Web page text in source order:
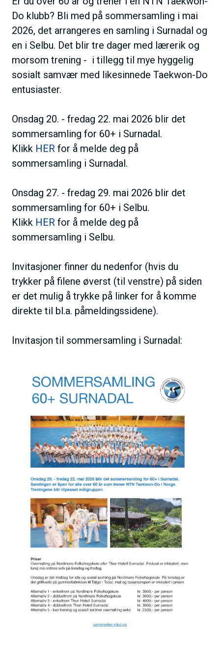
Do klubb? Bli med på sommersamling i mai
2026, det arrangeres en samling i Surnadal og
en i Selbu. Det blir tre dager med lærerik og
morsom trening - i tillegg til mye hyggelig
sosialt samvær med likesinnede Taekwon-Do
entusiaster.
Onsdag 20. - fredag 22. mai 2026 blir det
sommersamling for 60+ i Surnadal.
Klikk HER for å melde deg på
sommersamling i Surnadal.
Onsdag 27. - fredag 29. mai 2026 blir det
sommersamling for 60+ i Selbu.
Klikk HER for å melde deg på
sommersamling i Selbu.
Invitasjoner finner du nedenfor (hvis du
trykker på filene øverst (til venstre) på siden
er det mulig å trykke på linker for å komme
direkte til bl.a. påmeldingssidene).
Invitasjon til sommersamling i Surnadal: